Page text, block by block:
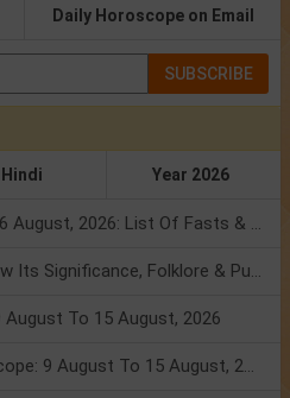
Daily Horoscope on Email
SUBSCRIBE
Hindi Year 2026
Weekly Horoscope 10 To 16 August, 2026: List Of Fasts & Festivals
Kamika Ekadashi 2026: Know Its Significance, Folklore & Puja Rituals
To 15 August, 2026
Numerology Weekly Horoscope: 9 August To 15 August, 2026